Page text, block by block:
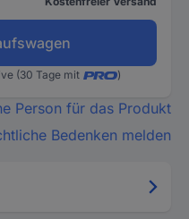
(30 Tage mit )
Person für das Produkt
Bedenken melden